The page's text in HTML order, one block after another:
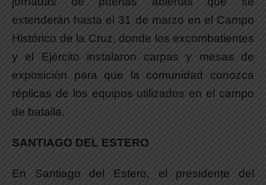
extenderán hasta el 31 de marzo en el Campo
Histórico de la Cruz, donde los excombatientes
y el Ejército instalaron carpas y mesas de
exposición para que la comunidad conozca
réplicas de los equipos utilizados en el campo
de batalla.
SANTIAGO DEL ESTERO
En Santiago del Estero, el presidente del